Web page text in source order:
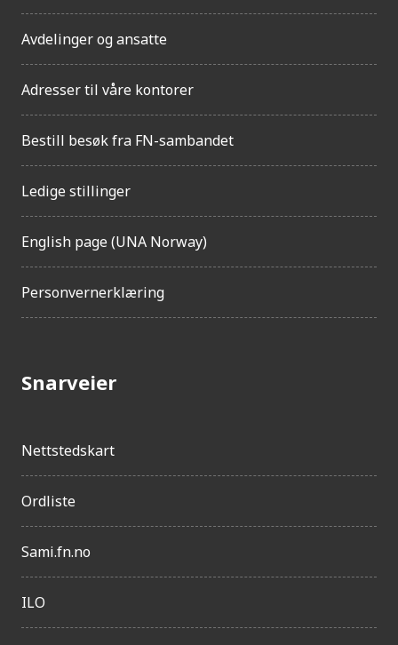
Avdelinger og ansatte
Adresser til våre kontorer
Bestill besøk fra FN-sambandet
Ledige stillinger
English page (UNA Norway)
Personvernerklæring
Snarveier
Nettstedskart
Ordliste
Sami.fn.no
ILO